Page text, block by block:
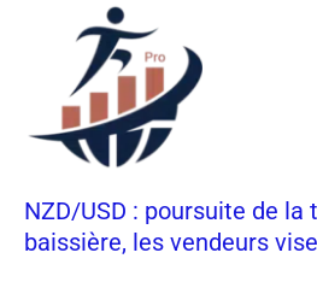
NZD/USD : poursuite de la
baissière, les vendeurs